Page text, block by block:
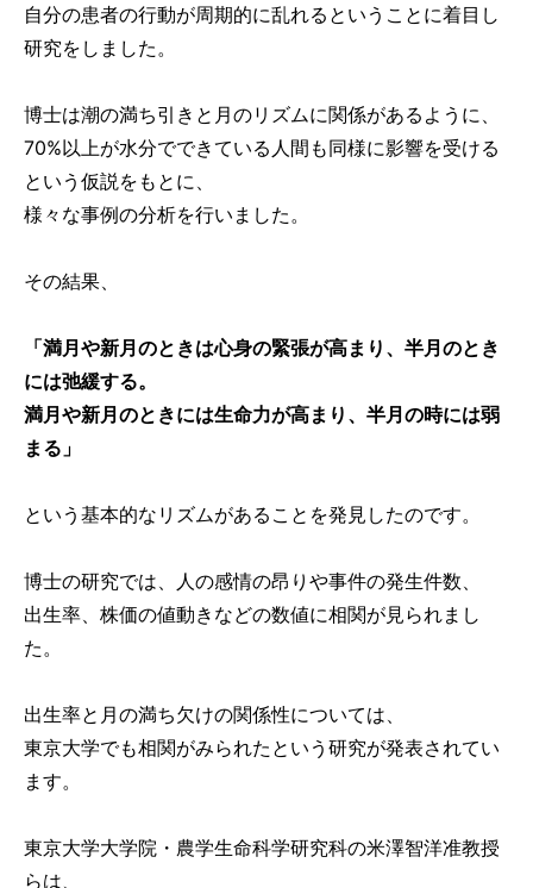
自分の患者の行動が周期的に乱れるということに着目し
研究をしました。
博士は潮の満ち引きと月のリズムに関係があるように、
70%以上が水分でできている人間も同様に影響を受ける
という仮説をもとに、
様々な事例の分析を行いました。
その結果、
「満月や新月のときは心身の緊張が高まり、半月のとき
には弛緩する。
満月や新月のときには生命力が高まり、半月の時には弱
まる」
という基本的なリズムがあることを発見したのです。
博士の研究では、人の感情の昂りや事件の発生件数、
出生率、株価の値動きなどの数値に相関が見られまし
た。
出生率と月の満ち欠けの関係性については、
東京大学でも相関がみられたという研究が発表されてい
ます。
東京大学大学院・農学生命科学研究科の米澤智洋准教授
らは、